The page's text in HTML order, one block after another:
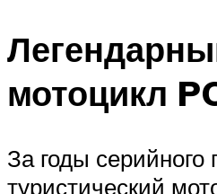
мотоцикл
За годы серийного
туристический